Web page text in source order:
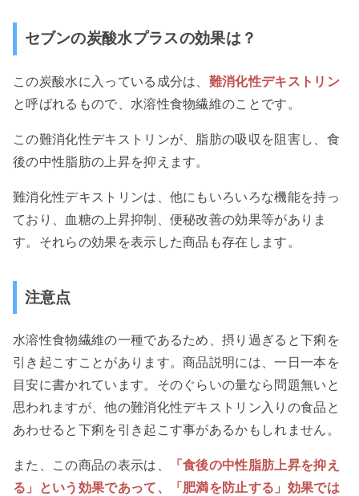
セブンの炭酸水プラスの効果は？
この炭酸水に入っている成分は、 難消化性デキストリン
と呼ばれるもので、水溶性食物繊維のことです。
この難消化性デキストリンが、脂肪の吸収を阻害し、食
後の中性脂肪の上昇を抑えます。
難消化性デキストリンは、他にもいろいろな機能を持っ
ており、血糖の上昇抑制、便秘改善の効果等がありま
す。それらの効果を表示した商品も存在します。
注意点
水溶性食物繊維の一種であるため、摂り過ぎると下痢を
引き起こすことがあります。商品説明には、一日一本を
目安に書かれています。そのぐらいの量なら問題無いと
思われますが、他の難消化性デキストリン入りの食品と
あわせると下痢を引き起こす事があるかもしれません。
また、この商品の表示は、
「食後の中性脂肪上昇を抑え
る」という効果であって、「肥満を防止する」効果では